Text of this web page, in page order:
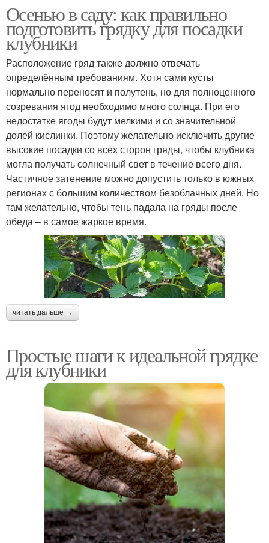
Осенью в саду: как правильно
подготовить грядку для посадки
клубники
Расположение гряд также должно отвечать
определённым требованиям. Хотя сами кусты
нормально переносят и полутень, но для полноценного
созревания ягод необходимо много солнца. При его
недостатке ягоды будут мелкими и со значительной
долей кислинки. Поэтому желательно исключить другие
высокие посадки со всех сторон гряды, чтобы клубника
могла получать солнечный свет в течение всего дня.
Частичное затенение можно допустить только в южных
регионах с большим количеством безоблачных дней. Но
там желательно, чтобы тень падала на гряды после
обеда – в самое жаркое время.
читать дальше →
Простые шаги к идеальной грядке
для клубники